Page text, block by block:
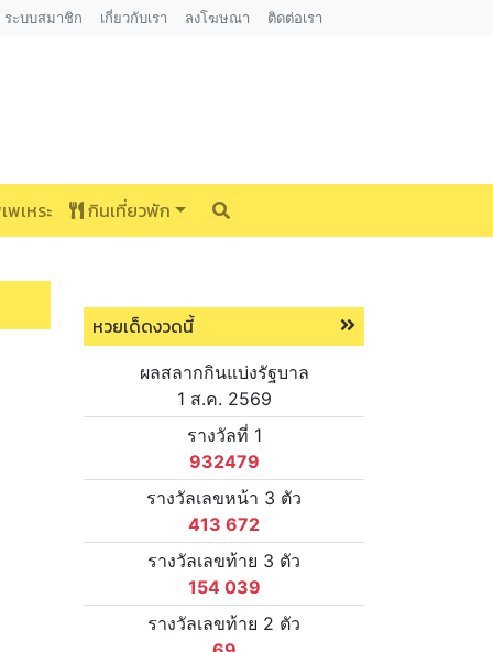
ระบบสมาชิก เกี่ยวกับเรา ลงโฆษณา ติดต่อเรา
พเหระ กินเที่ยวพัก
หวยเด็ดงวดนี้
ผลสลากกินแบ่งรัฐบาล
1 ส.ค. 2569
รางวัลที่ 1
932479
รางวัลเลขหน้า 3 ตัว
413 672
รางวัลเลขท้าย 3 ตัว
154 039
รางวัลเลขท้าย 2 ตัว